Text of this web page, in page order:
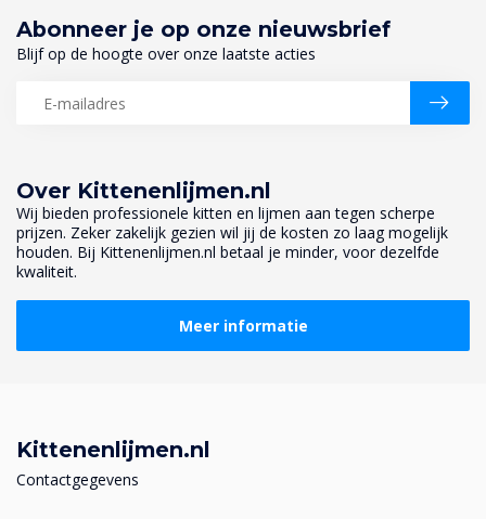
Over Kittenenlijmen.nl
Wij bieden professionele kitten en lijmen aan tegen scherpe
prijzen. Zeker zakelijk gezien wil jij de kosten zo laag mogelijk
houden. Bij Kittenenlijmen.nl betaal je minder, voor dezelfde
kwaliteit.
Meer informatie
Abonneer je op onze nieuwsbrief
Blijf op de hoogte over onze laatste acties
Kittenenlijmen.nl
Contactgegevens